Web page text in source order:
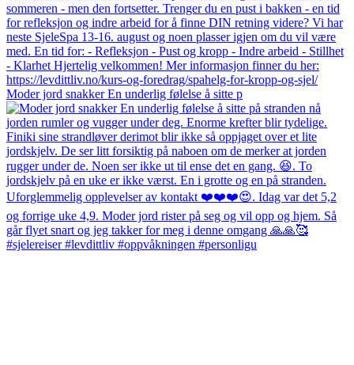
Moder jord snakker En underlig følelse å sitte p
#sjelereiser #levdittliv #oppvåkningen #personligu